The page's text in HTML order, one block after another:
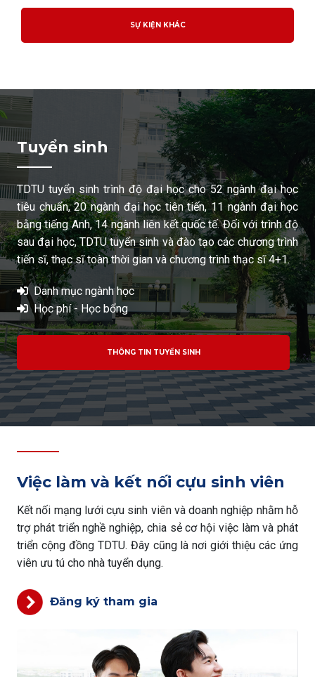
SỰ KIỆN KHÁC
Tuyển sinh
TDTU tuyển sinh trình độ đại học cho 52 ngành đại học
tiêu chuẩn, 20 ngành đại học tiên tiến, 11 ngành đại học
bằng tiếng Anh, 14 ngành liên kết quốc tế. Đối với trình độ
sau đại học, TDTU tuyển sinh và đào tạo các chương trình
tiến sĩ, thạc sĩ toàn thời gian và chương trình thạc sĩ 4+1.
Danh mục ngành học
Học phí - Học bổng
THÔNG TIN TUYỂN SINH
Việc làm và kết nối cựu sinh viên
Kết nối mạng lưới cựu sinh viên và doanh nghiệp nhằm hỗ
trợ phát triển nghề nghiệp, chia sẻ cơ hội việc làm và phát
triển cộng đồng TDTU. Đây cũng là nơi giới thiệu các ứng
viên ưu tú cho nhà tuyển dụng.
Đăng ký tham gia